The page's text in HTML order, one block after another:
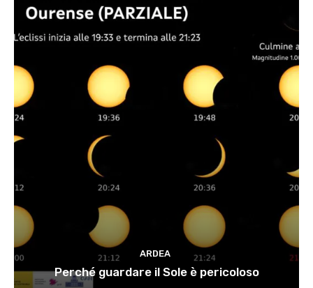
ARDEA
Perché guardare il Sole è pericoloso